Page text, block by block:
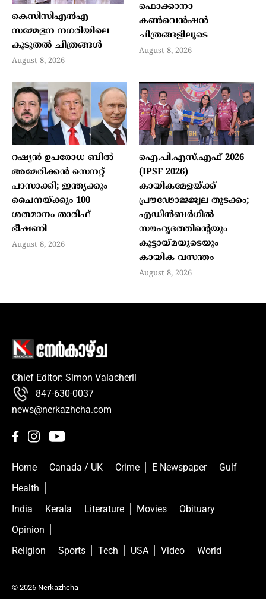
കെസിസിഎന്‍എ
സമ്മേളന നഗരിയിലെ
കൂടുതല്‍ ചിത്രങ്ങള്‍
August 8, 2026
ഫൊക്കാനാ
കണ്‍വെന്‍ഷന്‍
ചിത്രങ്ങളിലൂടെ
August 8, 2026
റഷ്യന്‍ ഉപരോധ ബില്‍
അമേരിക്കന്‍ സെനറ്റ്
പാസാക്കി; ഇന്ത്യക്കും
ചൈനയ്ക്കും 100
ശതമാനം താരിഫ്
ഭീഷണി
August 8, 2026
ഐ.പി.എസ്.എഫ് 2026
(IPSF 2026)
കായികമേളയ്ക്ക്
പ്രൗഢോജ്ജ്വല തുടക്കം;
എഡിന്‍ബര്‍ഗില്‍
സൗഹൃദത്തിന്റെയും
കൂട്ടായ്മയുടെയും
കായിക വസന്തം
August 8, 2026
Chief Editor: Simon Valacheril
847-630-0037
news@nerkazhcha.com
Home Canada / UK Crime E Newspaper
Gulf
Health
India
Kerala Literature Movies
Obituary
Opinion
Religion
Sports Tech USA Video World
© 2026 Nerkazhcha